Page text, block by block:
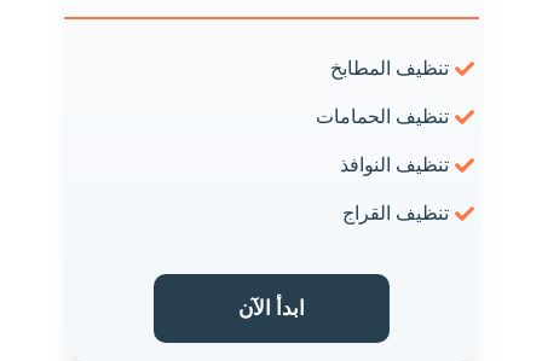
تنظيف المطابخ
تنظيف الحمامات
تنظيف النوافذ
تنظيف القراج
ابدأ الآن